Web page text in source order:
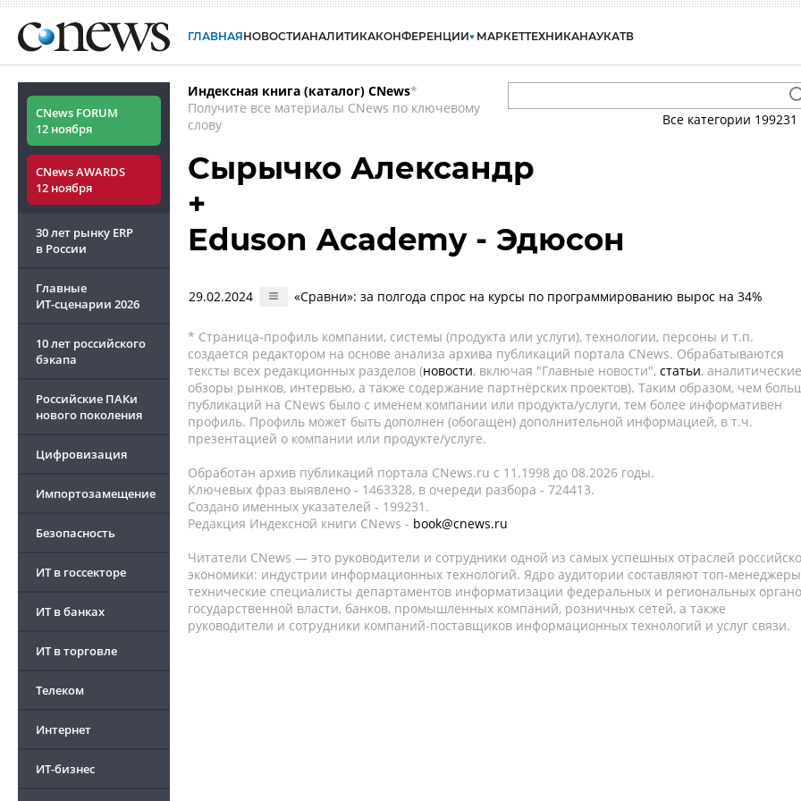
ГЛАВНАЯНОВОСТИАНАЛИТИКАКОНФЕРЕНЦИИ МАРКЕТТЕХНИКАНАУКАТВ
CNews FORUM
12 ноября
CNews AWARDS
12 ноября
30 лет рынку ERP
в России
Главные
ИТ-сценарии 2026
10 лет российского
бэкапа
Российские ПАКи
нового поколения
Цифровизация
Импортозамещение
Безопасность
ИТ в госсекторе
ИТ в банках
ИТ в торговле
Телеком
Интернет
ИТ-бизнес
Индексная книга (каталог) CNews*
Получите все материалы CNews по ключевому
слову
Все категории 199231
Сырычко Александр
+
Eduson Academy - Эдюсон
29.02.2024 «Сравни»: за полгода спрос на курсы по программированию вырос на 34%
* Страница-профиль компании, системы (продукта или услуги), технологии, персоны и т.п.
создается редактором на основе анализа архива публикаций портала CNews. Обрабатываются
тексты всех редакционных разделов (новости, включая "Главные новости", статьи, аналитические
обзоры рынков, интервью, а также содержание партнёрских проектов). Таким образом, чем
публикаций на CNews было с именем компании или продукта/услуги, тем более информативен
профиль. Профиль может быть дополнен (обогащен) дополнительной информацией, в т.ч.
презентацией о компании или продукте/услуге.
Обработан архив публикаций портала CNews.ru c 11.1998 до 08.2026 годы.
Ключевых фраз выявлено - 1463328, в очереди разбора - 724413.
Создано именных указателей - 199231.
Редакция Индексной книги CNews - book@cnews.ru
Читатели CNews — это руководители и сотрудники одной из самых успешных отраслей
экономики: индустрии информационных технологий. Ядро аудитории составляют топ-
технические специалисты департаментов информатизации федеральных и региональных
государственной власти, банков, промышленных компаний, розничных сетей, а также
руководители и сотрудники компаний-поставщиков информационных технологий и услуг связи.